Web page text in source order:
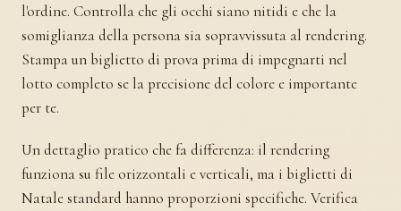
l'ordine. Controlla che gli occhi siano nitidi e che la
somiglianza della persona sia sopravvissuta al rendering.
Stampa un biglietto di prova prima di impegnarti nel
lotto completo se la precisione del colore e importante
per te.
Un dettaglio pratico che fa differenza: il rendering
funziona su file orizzontali e verticali, ma i biglietti di
Natale standard hanno proporzioni specifiche. Verifica